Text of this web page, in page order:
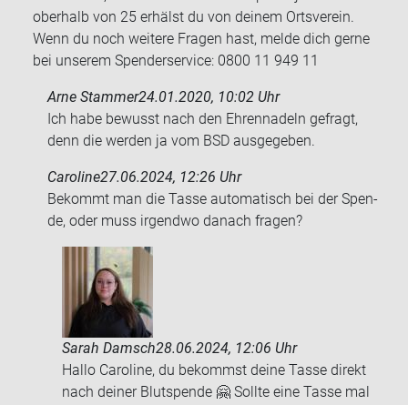
oberhalb von 25 erhälst du von deinem Ortsverein.
Wenn du noch weitere Fragen hast, melde dich gerne
bei unserem Spenderservice: 0800 11 949 11
Arne Stammer24.01.2020, 10:02 Uhr
Ich habe be­wusst nach den Eh­ren­na­deln ge­fragt,
denn die wer­den ja vom BSD aus­ge­ge­ben.
Caroline27.06.2024, 12:26 Uhr
Be­kommt man die Tasse au­to­ma­tisch bei der Spen­
de, oder muss ir­gend­wo da­nach fra­gen?
Sarah Damsch28.06.2024, 12:06 Uhr
Hallo Caroline, du bekommst deine Tasse direkt
nach deiner Blutspende 🤗 Sollte eine Tasse mal